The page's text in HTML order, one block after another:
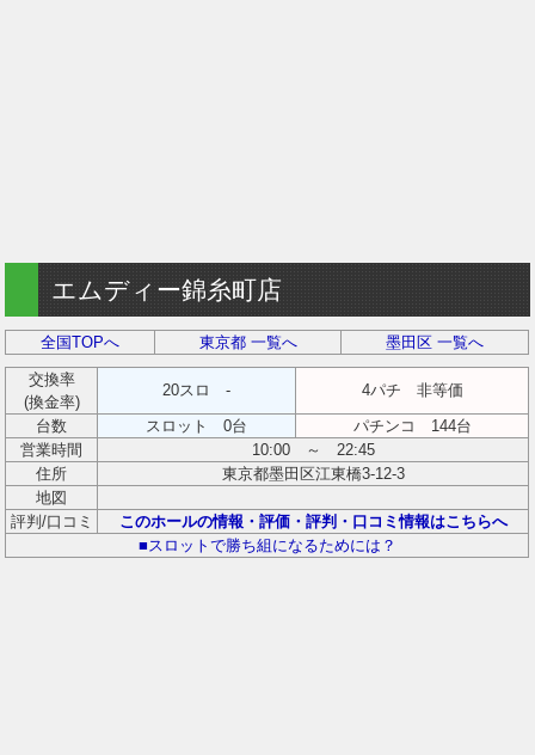
エムディー錦糸町店
全国TOPへ 東京都 一覧へ 墨田区 一覧へ
交換率
(換金率)
20スロ -
4パチ 非等価
台数
スロット 0台
パチンコ 144台
営業時間
10:00 ～ 22:45
住所
東京都墨田区江東橋3-12-3
地図
評判/口コミ
このホールの情報・評価・評判・口コミ情報はこちらへ
■スロットで勝ち組になるためには？